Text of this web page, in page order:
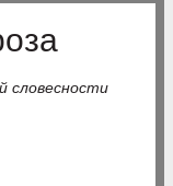
словесности